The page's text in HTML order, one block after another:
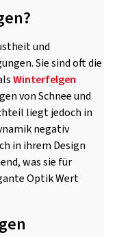
und
Sie sind oft die
Winterfelgen
von Schnee und
liegt jedoch in
negativ
in ihrem Design
was sie für
Optik Wert